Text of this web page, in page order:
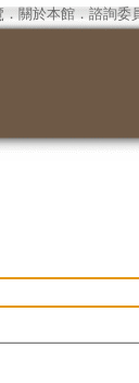
． 關於本館． 諮詢委